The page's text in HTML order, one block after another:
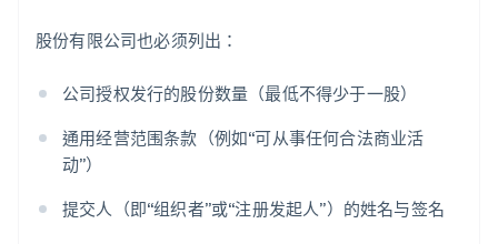
股份有限公司也必须列出：
公司授权发行的股份数量（最低不得少于一股）
通用经营范围条款（例如“可从事任何合法商业活
动”）
提交人（即“组织者”或“注册发起人”）的姓名与签名